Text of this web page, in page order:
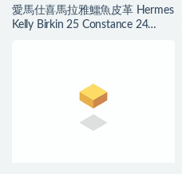
愛馬仕喜馬拉雅鱷魚皮革 Hermes
Kelly Birkin 25 Constance 24